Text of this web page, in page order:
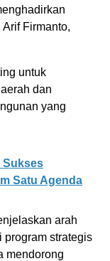
Firmanto,
untuk
dan
yang
Sukses
Satu Agenda
arah
program strategis
mendorong